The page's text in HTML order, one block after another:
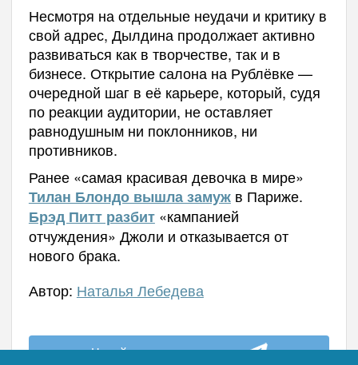
Несмотря на отдельные неудачи и критику в
свой адрес, Дылдина продолжает активно
развиваться как в творчестве, так и в
бизнесе. Открытие салона на Рублёвке —
очередной шаг в её карьере, который, судя
по реакции аудитории, не оставляет
равнодушным ни поклонников, ни
противников.
Ранее «самая красивая девочка в мире»
Тилан Блондо вышла замужв Париже.
Брэд Питт разбит «кампанией
отчуждения» Джоли и отказывается от
нового брака.
Автор: Наталья Лебедева
Читайте нас в телеграм